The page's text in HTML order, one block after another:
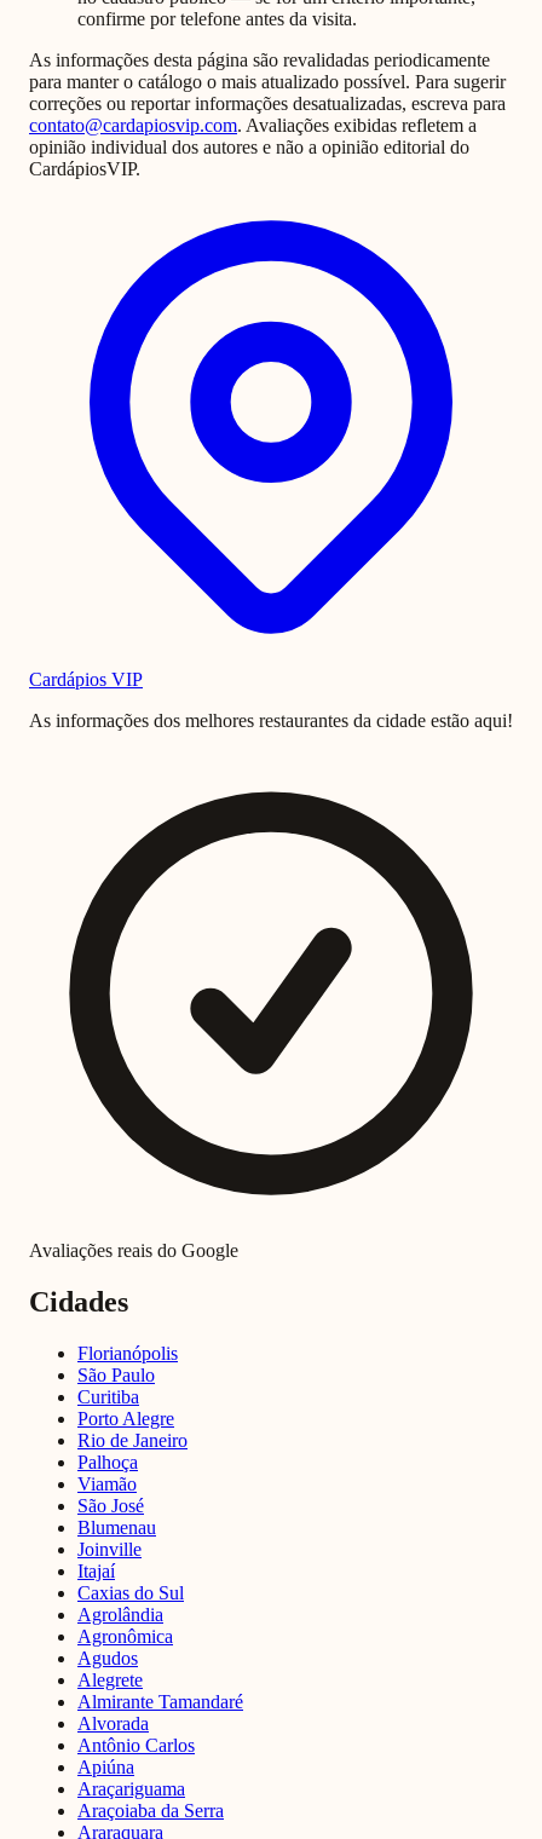
confirme por telefone antes da visita.
As informações desta página são revalidadas periodicamente
para manter o catálogo o mais atualizado possível. Para sugerir
correções ou reportar informações desatualizadas, escreva para
contato@cardapiosvip.com. Avaliações exibidas refletem a
opinião individual dos autores e não a opinião editorial do
CardápiosVIP.
Cardápios VIP
As informações dos melhores restaurantes da cidade estão aqui!
Avaliações reais do Google
Cidades
Florianópolis
São Paulo
Curitiba
Porto Alegre
Rio de Janeiro
Palhoça
Viamão
São José
Blumenau
Joinville
Itajaí
Caxias do Sul
Agrolândia
Agronômica
Agudos
Alegrete
Almirante Tamandaré
Alvorada
Antônio Carlos
Apiúna
Araçariguama
Araçoiaba da Serra
Araraquara